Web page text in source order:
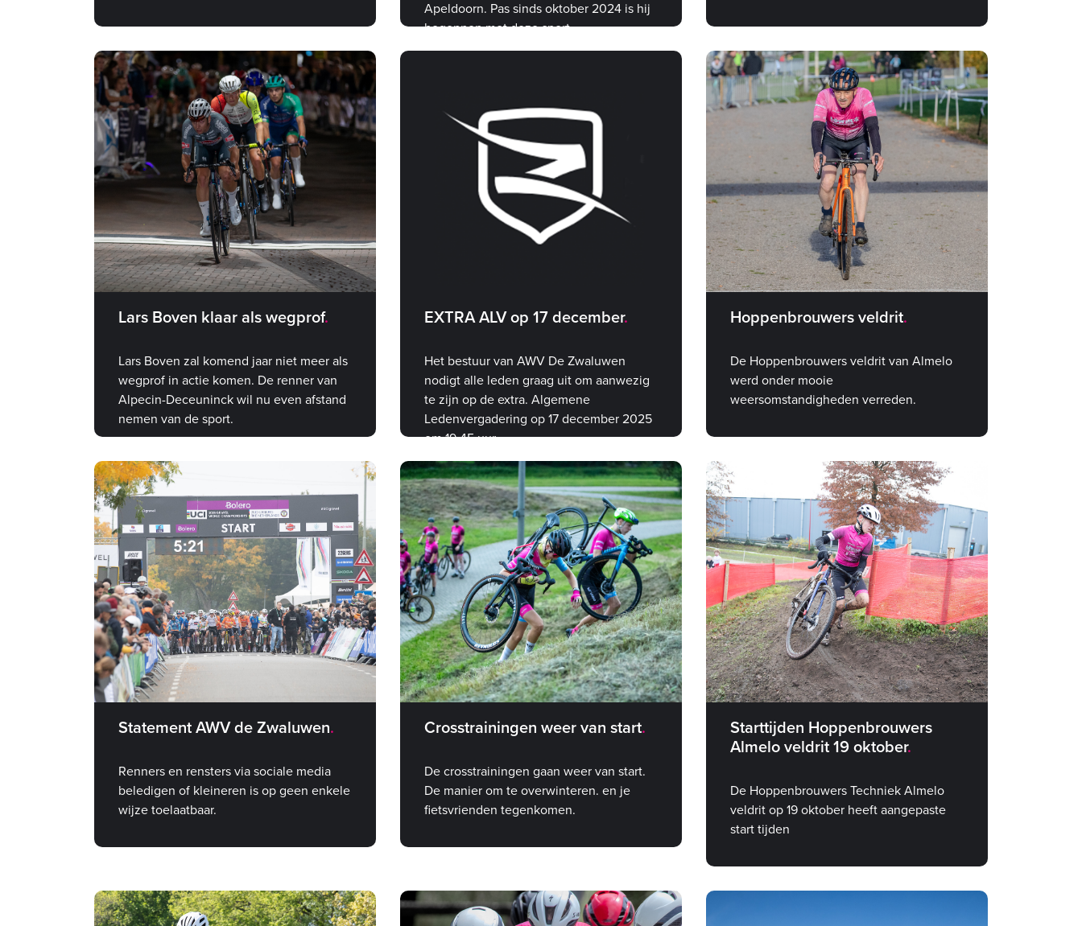
Apeldoorn. Pas sinds oktober 2024 is hij
begonnen met deze sport
Lars Boven klaar als wegprof
Lars Boven zal komend jaar niet meer als
wegprof in actie komen. De renner van
Alpecin-Deceuninck wil nu even afstand
nemen van de sport.
EXTRA ALV op 17 december
Het bestuur van AWV De Zwaluwen
nodigt alle leden graag uit om aanwezig
te zijn op de extra. Algemene
Ledenvergadering op 17 december 2025
om 19.45 uur.
Hoppenbrouwers veldrit
De Hoppenbrouwers veldrit van Almelo
werd onder mooie
weersomstandigheden verreden.
Statement AWV de Zwaluwen
Renners en rensters via sociale media
beledigen of kleineren is op geen enkele
wijze toelaatbaar.
Crosstrainingen weer van start
De crosstrainingen gaan weer van start.
De manier om te overwinteren. en je
fietsvrienden tegenkomen.
Starttijden Hoppenbrouwers
Almelo veldrit 19 oktober
De Hoppenbrouwers Techniek Almelo
veldrit op 19 oktober heeft aangepaste
start tijden